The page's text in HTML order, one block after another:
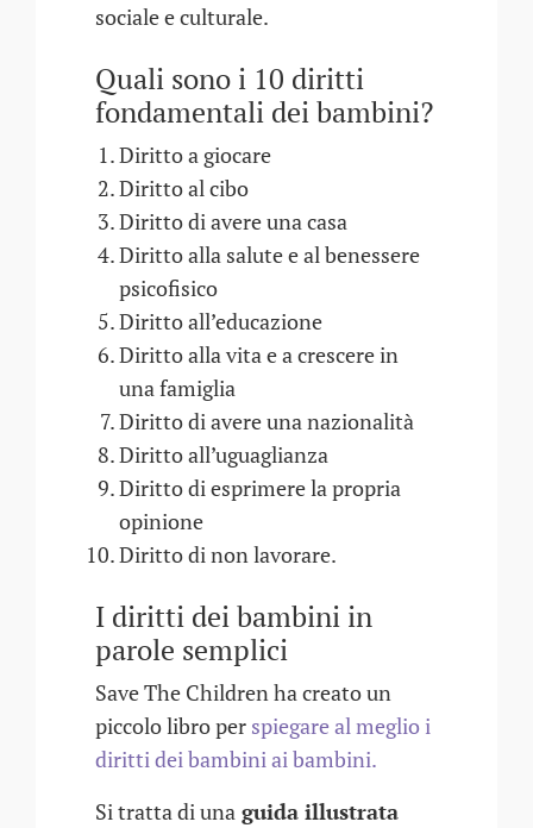
sociale e culturale.
Quali sono i 10 diritti
fondamentali dei bambini?
Diritto a giocare
Diritto al cibo
Diritto di avere una casa
Diritto alla salute e al benessere
psicofisico
Diritto all’educazione
Diritto alla vita e a crescere in
una famiglia
Diritto di avere una nazionalità
Diritto all’uguaglianza
Diritto di esprimere la propria
opinione
Diritto di non lavorare.
I diritti dei bambini in
parole semplici
Save The Children ha creato un
piccolo libro per spiegare al meglio i
diritti dei bambini ai bambini.
Si tratta di una guida illustrata